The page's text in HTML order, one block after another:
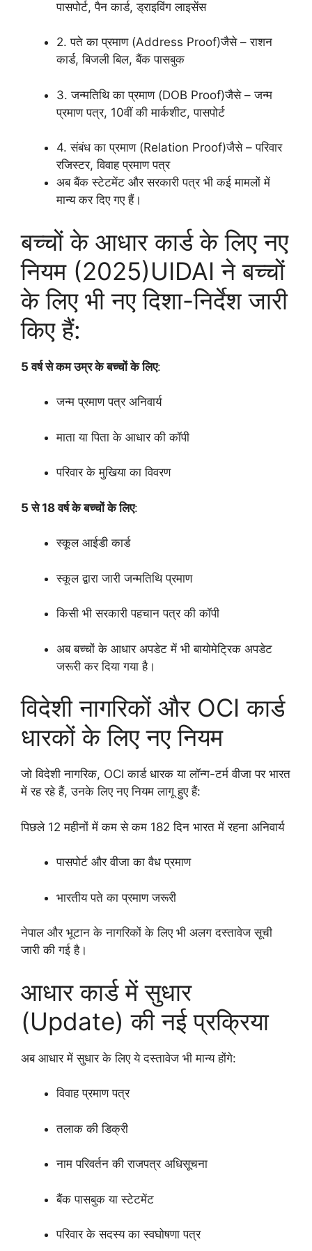
पासपोर्ट, पैन कार्ड, ड्राइविंग लाइसेंस
2. पते का प्रमाण (Address Proof)जैसे – राशन
कार्ड, बिजली बिल, बैंक पासबुक
3. जन्मतिथि का प्रमाण (DOB Proof)जैसे – जन्म
प्रमाण पत्र, 10वीं की मार्कशीट, पासपोर्ट
4. संबंध का प्रमाण (Relation Proof)जैसे – परिवार
रजिस्टर, विवाह प्रमाण पत्र
अब बैंक स्टेटमेंट और सरकारी पत्र भी कई मामलों में
मान्य कर दिए गए हैं।
बच्चों के आधार कार्ड के लिए नए
नियम (2025)UIDAI ने बच्चों
के लिए भी नए दिशा-निर्देश जारी
किए हैं:
5 वर्ष से कम उम्र के बच्चों के लिए:
जन्म प्रमाण पत्र अनिवार्य
माता या पिता के आधार की कॉपी
परिवार के मुखिया का विवरण
5 से 18 वर्ष के बच्चों के लिए:
स्कूल आईडी कार्ड
स्कूल द्वारा जारी जन्मतिथि प्रमाण
किसी भी सरकारी पहचान पत्र की कॉपी
अब बच्चों के आधार अपडेट में भी बायोमेट्रिक अपडेट
जरूरी कर दिया गया है।
विदेशी नागरिकों और OCI कार्ड
धारकों के लिए नए नियम
जो विदेशी नागरिक, OCI कार्ड धारक या लॉन्ग-टर्म वीजा पर भारत
में रह रहे हैं, उनके लिए नए नियम लागू हुए हैं:
पिछले 12 महीनों में कम से कम 182 दिन भारत में रहना अनिवार्य
पासपोर्ट और वीजा का वैध प्रमाण
भारतीय पते का प्रमाण जरूरी
नेपाल और भूटान के नागरिकों के लिए भी अलग दस्तावेज सूची
जारी की गई है।
आधार कार्ड में सुधार
(Update) की नई प्रक्रिया
अब आधार में सुधार के लिए ये दस्तावेज भी मान्य होंगे:
विवाह प्रमाण पत्र
तलाक की डिक्री
नाम परिवर्तन की राजपत्र अधिसूचना
बैंक पासबुक या स्टेटमेंट
परिवार के सदस्य का स्वघोषणा पत्र